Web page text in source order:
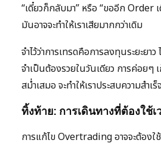
“เดี๋ยวก็กลับมา” หรือ “ขออีก Order เ
มันอาจจะทำให้เราเสียมากกว่าเดิม
จำไว้ว่าการเทรดคือการลงทุนระยะยา
จำเป็นต้องรวยในวันเดียว การค่อยๆ
สม่ำเสมอ จะทำให้เราประสบความสำเ
ทิ้งท้าย: การเดินทางที่ต้องใช้เ
การแก้ไข Overtrading อาจจะต้องใ